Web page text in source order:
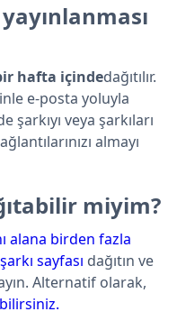
hafta içindedağıtılır.
e-posta yoluyla
veya şarkıları
almayı
miyim?
alana birden fazla
sayfası dağıtın ve
Alternatif olarak,